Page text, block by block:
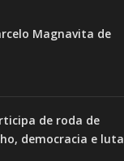
Magnavita de
de roda de
democracia e luta